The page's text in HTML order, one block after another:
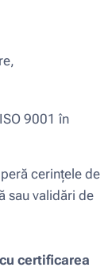
9001 în
cerințele de
sau validări de
certificarea